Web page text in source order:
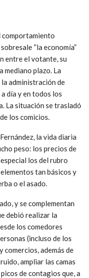
comportamiento
“la economía”
entre el votante, su
mediano plazo. La
administración de
día y en todos los
La situación se trasladó
los comicios.
la vida diaria
peso: los precios de
los del rubro
tan básicos y
o el asado.
y se complementan
debió realizar la
los comedores
(incluso de los
comercios, además de
ampliar las camas
de contagios que, a